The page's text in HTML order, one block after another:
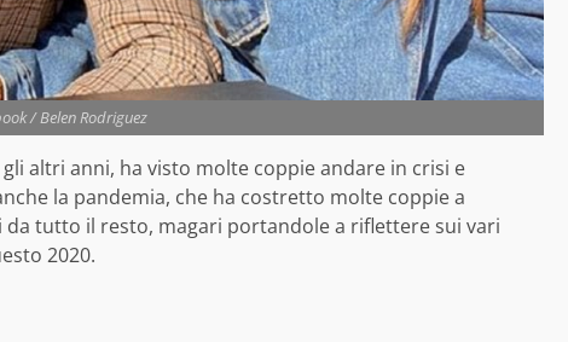
/ Belen Rodriguez
altri anni, ha visto molte coppie andare in crisi e
la pandemia, che ha costretto molte coppie a
tutto il resto, magari portandole a riflettere sui vari
2020.